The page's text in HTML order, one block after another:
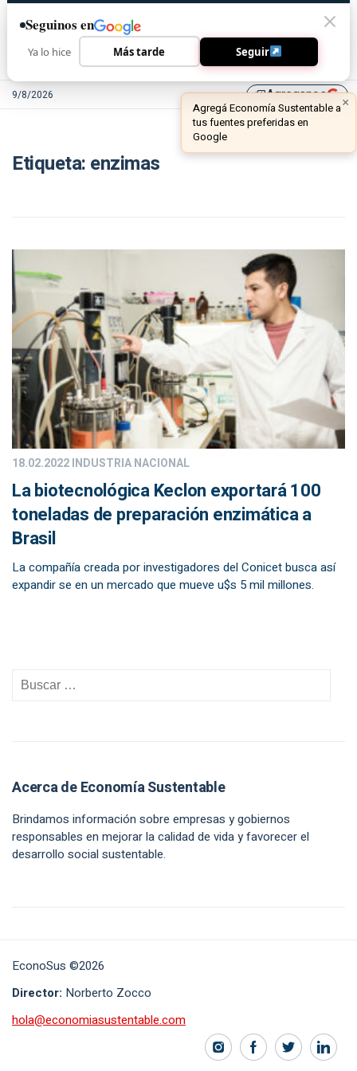
9/8/2026 library_addAgreganos ×
Agregá Economía Sustentable a
tus fuentes preferidas en
Google
Etiqueta: enzimas
18.02.2022INDUSTRIA NACIONAL
La biotecnológica Keclon exportará 100
toneladas de preparación enzimática a
Brasil
La compañía creada por investigadores del Conicet busca así
expandir se en un mercado que mueve u$s 5 mil millones.
Acerca de Economía Sustentable
Brindamos información sobre empresas y gobiernos
responsables en mejorar la calidad de vida y favorecer el
desarrollo social sustentable.
EconoSus ©2026
Director: Norberto Zocco
hola@economiasustentable.com
Seguinos en
Ya lo hice Más tarde Seguir